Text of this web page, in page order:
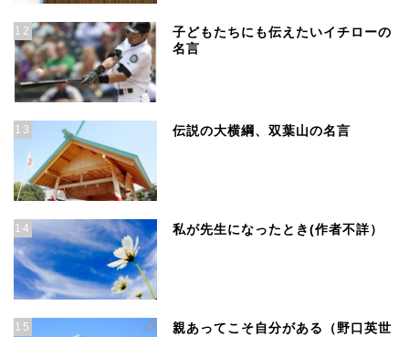
12
子どもたちにも伝えたいイチローの
名言
13 伝説の大横綱、双葉山の名言
14 私が先生になったとき(作者不詳）
15
親あってこそ自分がある（野口英世